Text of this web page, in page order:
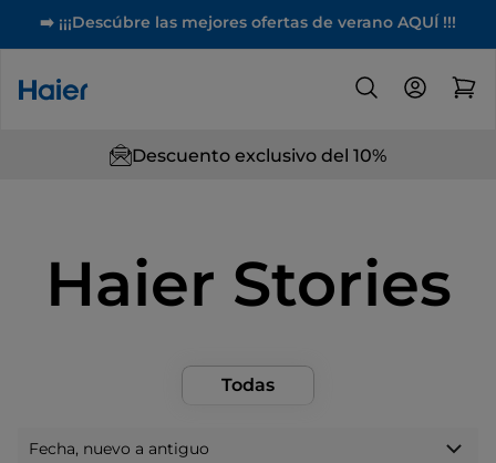
➡️ ¡¡¡Descúbre las mejores ofertas de verano AQUÍ !!!
Descuento exclusivo del 10%
Haier Stories
Todas